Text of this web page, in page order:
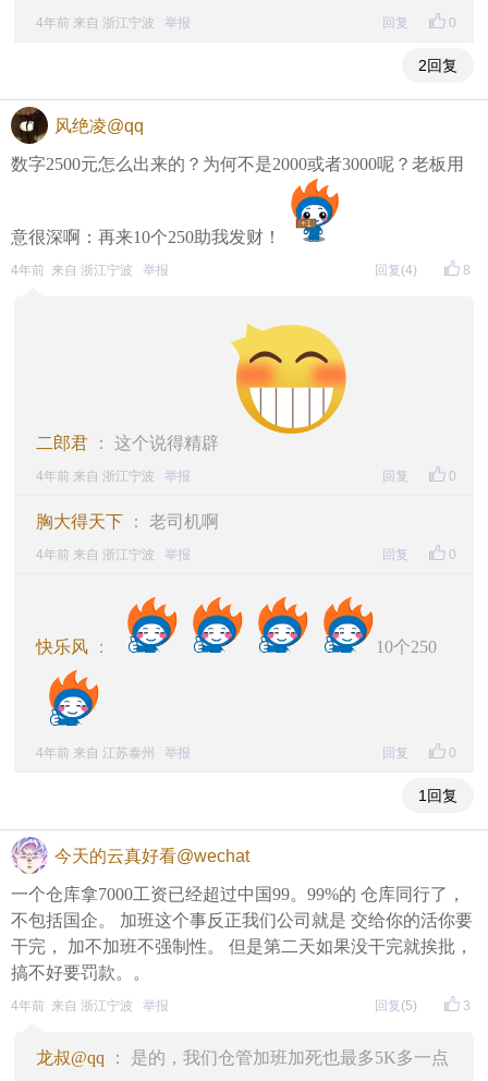
0
4年前 来自 浙江宁波 举报 回复
2回复
风绝凌@qq
数字2500元怎么出来的？为何不是2000或者3000呢？老板用
意很深啊：再来10个250助我发财！
8
4年前 来自 浙江宁波 举报 回复 (4)
二郎君 ： 这个说得精辟
0
4年前 来自 浙江宁波 举报 回复
胸大得天下 ： 老司机啊
0
4年前 来自 浙江宁波 举报 回复
快乐风 ： 10个250
0
4年前 来自 江苏泰州 举报 回复
1回复
今天的云真好看@wechat
一个仓库拿7000工资已经超过中国99。99%的 仓库同行了，
不包括国企。 加班这个事反正我们公司就是 交给你的活你要
干完， 加不加班不强制性。 但是第二天如果没干完就挨批，
搞不好要罚款。。
3
4年前 来自 浙江宁波 举报 回复 (5)
龙叔@qq ： 是的，我们仓管加班加死也最多5K多一点